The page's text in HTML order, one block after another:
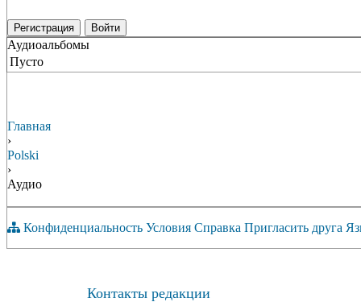
Регистрация Войти
Аудиоальбомы
Пусто
Главная
›
Polski
›
Аудио
Конфиденциальность Условия Справка Пригласить друга
Контакты редакции